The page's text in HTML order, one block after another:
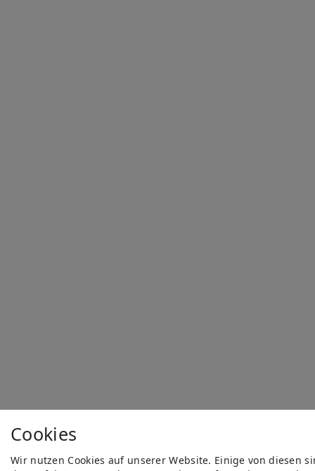
Cookies
Wir nutzen Cookies auf unserer Website. Einige von diesen